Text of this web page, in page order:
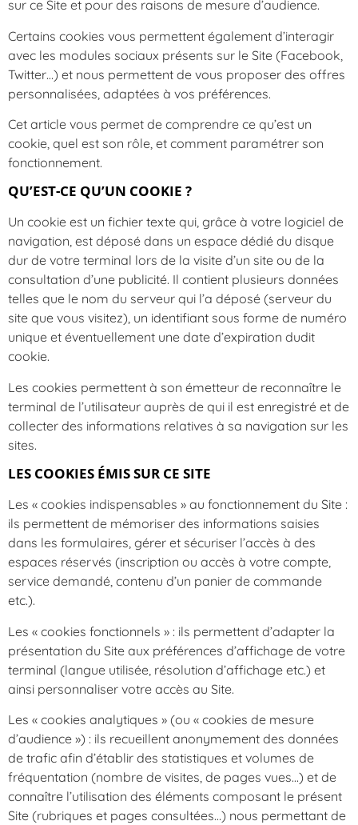
sur ce Site et pour des raisons de mesure d’audience.
Certains cookies vous permettent également d’interagir
avec les modules sociaux présents sur le Site (Facebook,
Twitter…) et nous permettent de vous proposer des offres
personnalisées, adaptées à vos préférences.
Cet article vous permet de comprendre ce qu’est un
cookie, quel est son rôle, et comment paramétrer son
fonctionnement.
QU’EST-CE QU’UN COOKIE ?
Un cookie est un fichier texte qui, grâce à votre logiciel de
navigation, est déposé dans un espace dédié du disque
dur de votre terminal lors de la visite d’un site ou de la
consultation d’une publicité. Il contient plusieurs données
telles que le nom du serveur qui l’a déposé (serveur du
site que vous visitez), un identifiant sous forme de numéro
unique et éventuellement une date d’expiration dudit
cookie.
Les cookies permettent à son émetteur de reconnaître le
terminal de l’utilisateur auprès de qui il est enregistré et de
collecter des informations relatives à sa navigation sur les
sites.
LES COOKIES ÉMIS SUR CE SITE
Les « cookies indispensables » au fonctionnement du Site :
ils permettent de mémoriser des informations saisies
dans les formulaires, gérer et sécuriser l’accès à des
espaces réservés (inscription ou accès à votre compte,
service demandé, contenu d’un panier de commande
etc.).
Les « cookies fonctionnels » : ils permettent d’adapter la
présentation du Site aux préférences d’affichage de votre
terminal (langue utilisée, résolution d’affichage etc.) et
ainsi personnaliser votre accès au Site.
Les « cookies analytiques » (ou « cookies de mesure
d’audience ») : ils recueillent anonymement des données
de trafic afin d’établir des statistiques et volumes de
fréquentation (nombre de visites, de pages vues…) et de
connaître l’utilisation des éléments composant le présent
Site (rubriques et pages consultées…) nous permettant de